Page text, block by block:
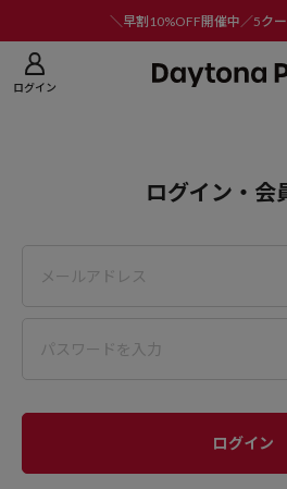
＼早割10%OFF開催中／5ク
ログイン
ログイン・会